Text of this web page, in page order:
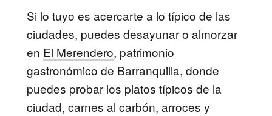
Si lo tuyo es acercarte a lo típico de las
ciudades, puedes desayunar o almorzar
en El Merendero, patrimonio
gastronómico de Barranquilla, donde
puedes probar los platos típicos de la
ciudad, carnes al carbón, arroces y